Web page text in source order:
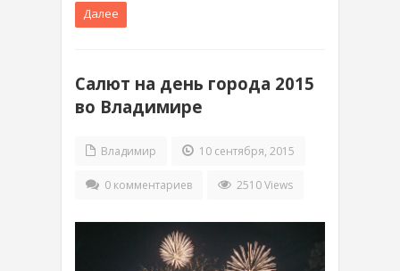
Далее
Салют на день города 2015
во Владимире
Владимир 10 сентября, 2015
0 комментариев 2510 Views